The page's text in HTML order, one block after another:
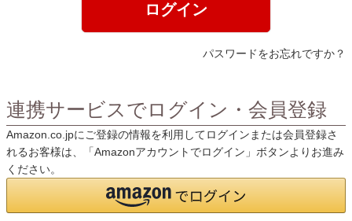
ログイン
パスワードをお忘れですか？
連携サービスでログイン・会員登録
Amazon.co.jpにご登録の情報を利用してログインまたは会員登録さ
れるお客様は、「Amazonアカウントでログイン」ボタンよりお進み
ください。